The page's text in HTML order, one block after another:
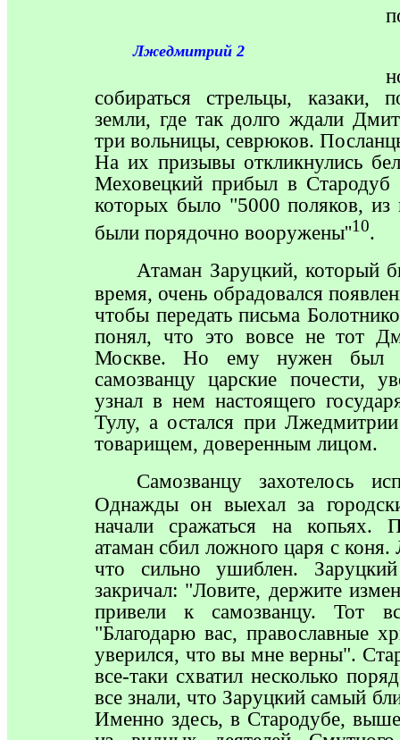
Лжедмитрий 2
собираться стрельцы, казаки,
земли, где так долго ждали
три вольницы, севрюков.
На их призывы откликнулись
Меховецкий прибыл в Стародуб
которых было "5000 поляков, из
были порядочно вооружены''10.
Атаман Заруцкий, который
время, очень обрадовался
чтобы передать письма
понял, что это вовсе не тот
Москве. Но ему нужен был
самозванцу царские почести,
узнал в нем настоящего
Тулу, а остался при
товарищем, доверенным лицом.
Самозванцу захотелось
Однажды он выехал за
начали сражаться на копьях.
атаман сбил ложного царя с
что сильно ушиблен.
закричал: "Ловите, держите
привели к самозванцу. Тот
"Благодарю вас, православные
уверился, что вы мне верны".
все-таки схватил несколько
все знали, что Заруцкий самый
Именно здесь, в Стародубе,